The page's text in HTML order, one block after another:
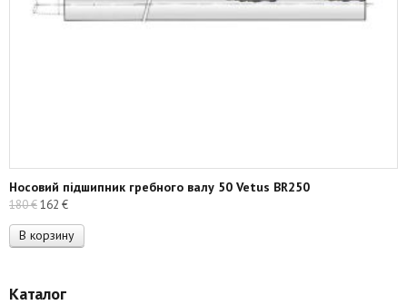
Носовий підшипник гребного валу 50 Vetus BR250
180€Первоначальная
цена
составляла
162 €Текущая
цена:
162 €.
В корзину
Каталог